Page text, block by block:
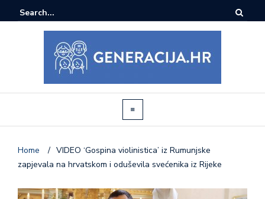
Home / VIDEO ‘Gospina violinistica’ iz Rumunjske
zapjevala na hrvatskom i oduševila svećenika iz Rijeke